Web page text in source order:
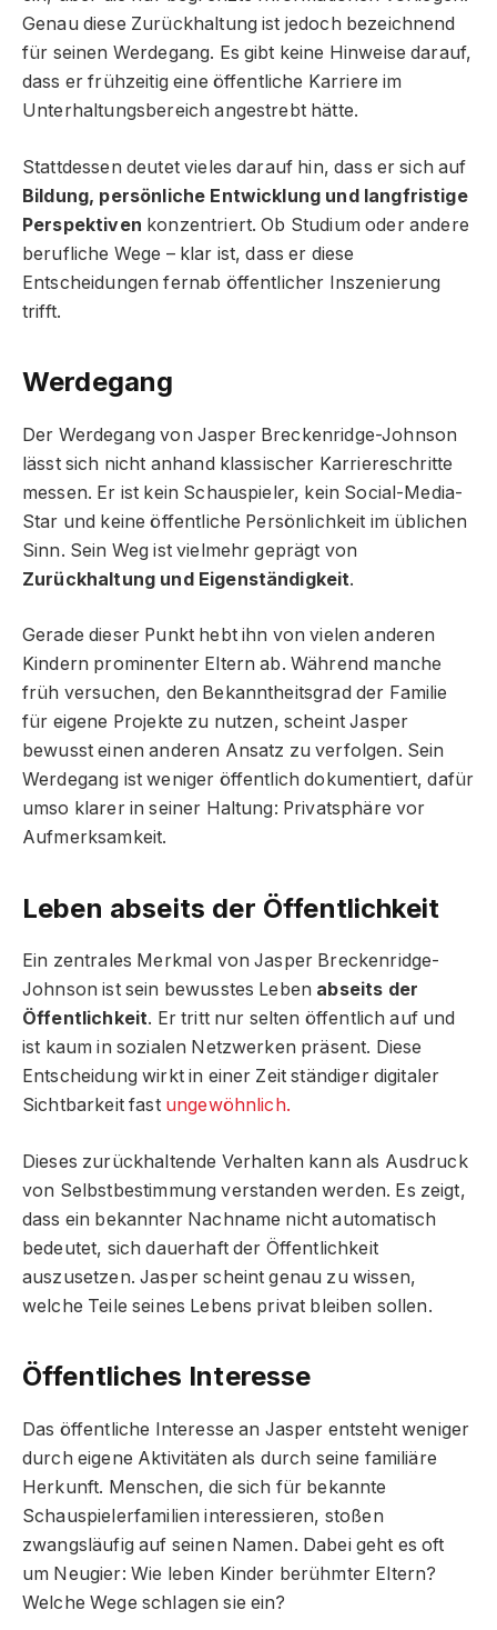
Genau diese Zurückhaltung ist jedoch bezeichnend
für seinen Werdegang. Es gibt keine Hinweise darauf,
dass er frühzeitig eine öffentliche Karriere im
Unterhaltungsbereich angestrebt hätte.
Stattdessen deutet vieles darauf hin, dass er sich auf
Bildung, persönliche Entwicklung und langfristige
Perspektiven konzentriert. Ob Studium oder andere
berufliche Wege – klar ist, dass er diese
Entscheidungen fernab öffentlicher Inszenierung
trifft.
Werdegang
Der Werdegang von Jasper Breckenridge-Johnson
lässt sich nicht anhand klassischer Karriereschritte
messen. Er ist kein Schauspieler, kein Social-Media-
Star und keine öffentliche Persönlichkeit im üblichen
Sinn. Sein Weg ist vielmehr geprägt von
Zurückhaltung und Eigenständigkeit.
Gerade dieser Punkt hebt ihn von vielen anderen
Kindern prominenter Eltern ab. Während manche
früh versuchen, den Bekanntheitsgrad der Familie
für eigene Projekte zu nutzen, scheint Jasper
bewusst einen anderen Ansatz zu verfolgen. Sein
Werdegang ist weniger öffentlich dokumentiert, dafür
umso klarer in seiner Haltung: Privatsphäre vor
Aufmerksamkeit.
Leben abseits der Öffentlichkeit
Ein zentrales Merkmal von Jasper Breckenridge-
Johnson ist sein bewusstes Leben abseits der
Öffentlichkeit. Er tritt nur selten öffentlich auf und
ist kaum in sozialen Netzwerken präsent. Diese
Entscheidung wirkt in einer Zeit ständiger digitaler
Sichtbarkeit fast ungewöhnlich.
Dieses zurückhaltende Verhalten kann als Ausdruck
von Selbstbestimmung verstanden werden. Es zeigt,
dass ein bekannter Nachname nicht automatisch
bedeutet, sich dauerhaft der Öffentlichkeit
auszusetzen. Jasper scheint genau zu wissen,
welche Teile seines Lebens privat bleiben sollen.
Öffentliches Interesse
Das öffentliche Interesse an Jasper entsteht weniger
durch eigene Aktivitäten als durch seine familiäre
Herkunft. Menschen, die sich für bekannte
Schauspielerfamilien interessieren, stoßen
zwangsläufig auf seinen Namen. Dabei geht es oft
um Neugier: Wie leben Kinder berühmter Eltern?
Welche Wege schlagen sie ein?